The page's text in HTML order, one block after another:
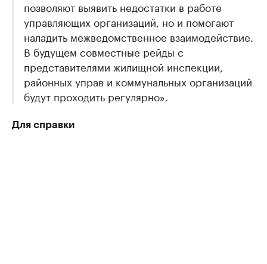
позволяют выявить недостатки в работе
управляющих организаций, но и помогают
наладить межведомственное взаимодействие.
В будущем совместные рейды с
представителями жилищной инспекции,
районных управ и коммунальных организаций
будут проходить регулярно».
Для справки